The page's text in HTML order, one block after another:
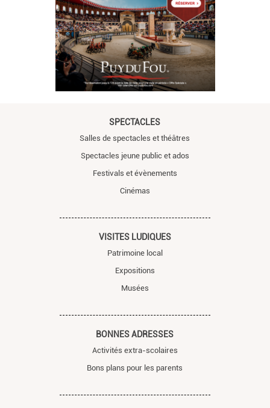
SPECTACLES
Salles de spectacles et théâtres
Spectacles jeune public et ados
Festivals et évènements
Cinémas
VISITES LUDIQUES
Patrimoine local
Expositions
Musées
BONNES ADRESSES
Activités extra-scolaires
Bons plans pour les parents